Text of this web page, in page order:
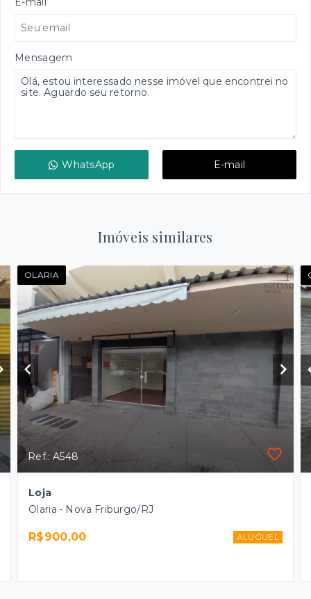
Mensagem
WhatsApp E-mail
Imóveis similares
OLARIA
Ref.: A548
Loja
Olaria - Nova Friburgo/RJ
R$900,00 ALUGUEL